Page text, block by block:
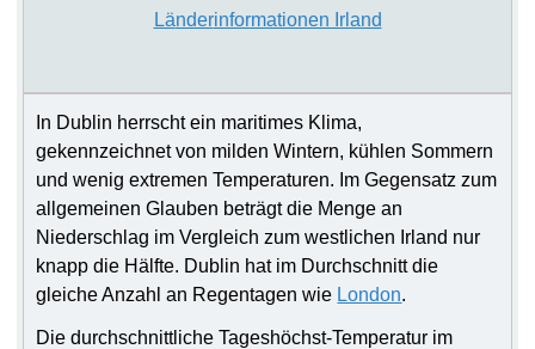
Länderinformationen Irland
In Dublin herrscht ein maritimes Klima,
gekennzeichnet von milden Wintern, kühlen Sommern
und wenig extremen Temperaturen. Im Gegensatz zum
allgemeinen Glauben beträgt die Menge an
Niederschlag im Vergleich zum westlichen Irland nur
knapp die Hälfte. Dublin hat im Durchschnitt die
gleiche Anzahl an Regentagen wie London.
Die durchschnittliche Tageshöchst-Temperatur im